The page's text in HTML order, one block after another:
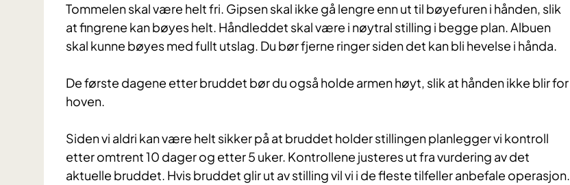
Tommelen skal være helt fri. Gipsen skal ikke gå lengre enn ut til bøyefuren i hånden, slik
at fingrene kan bøyes helt. Håndleddet skal være i nøytral stilling i begge plan. Albuen
skal kunne bøyes med fullt utslag. Du bør fjerne ringer siden det kan bli hevelse i hånda.
De første dagene etter bruddet bør du også holde armen høyt, slik at hånden ikke blir for
hoven.
Siden vi aldri kan være helt sikker på at bruddet holder stillingen planlegger vi kontroll
etter omtrent 10 dager og etter 5 uker. Kontrollene justeres ut fra vurdering av det
aktuelle bruddet. Hvis bruddet glir ut av stilling vil vi i de fleste tilfeller anbefale operasjon.